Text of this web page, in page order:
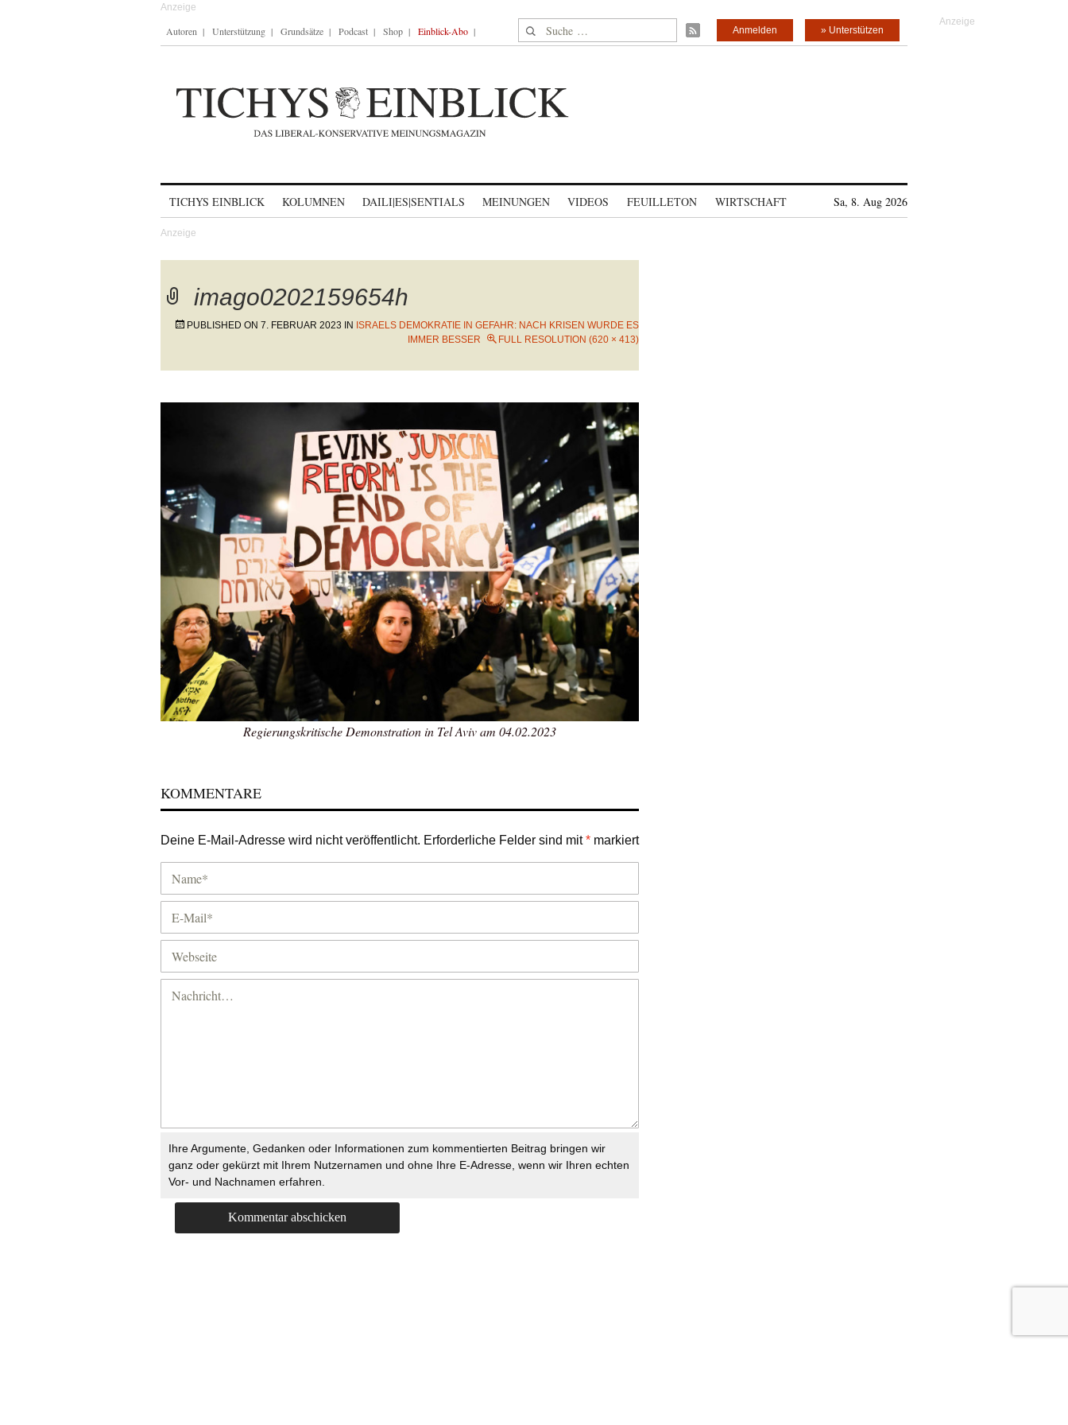
Autoren Unterstützung Grundsätze Podcast Shop Einblick-Abo Suche nach: » Unterstützen
Anmelden
TICHYS EINBLICK KOLUMNEN DAILI|ES|SENTIALS MEINUNGEN VIDEOS FEUILLETON WIRTSCHAFT Sa, 8. Aug 2026
imago0202159654h
PUBLISHED ON 7. FEBRUAR 2023 IN ISRAELS DEMOKRATIE IN GEFAHR: NACH KRISEN WURDE ES
IMMER BESSER
FULL RESOLUTION (620 × 413)
Regierungskritische Demonstration in Tel Aviv am 04.02.2023
KOMMENTARE
Deine E-Mail-Adresse wird nicht veröffentlicht. Erforderliche Felder sind mit* markiert
Ihre Argumente, Gedanken oder Informationen zum kommentierten Beitrag bringen wir
ganz oder gekürzt mit Ihrem Nutzernamen und ohne Ihre E-Adresse, wenn wir Ihren echten
Vor- und Nachnamen erfahren.